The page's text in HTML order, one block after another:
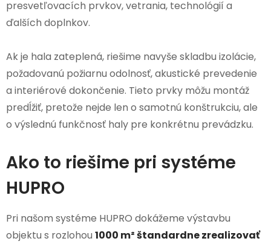
presvetľovacích prvkov, vetrania, technológií a
ďalších doplnkov.
Ak je hala zateplená, riešime navyše skladbu izolácie,
požadovanú požiarnu odolnosť, akustické prevedenie
a interiérové dokončenie. Tieto prvky môžu montáž
predĺžiť, pretože nejde len o samotnú konštrukciu, ale
o výslednú funkčnosť haly pre konkrétnu prevádzku.
Ako to riešime pri systéme
HUPRO
Pri našom systéme HUPRO dokážeme výstavbu
objektu s rozlohou 1000 m² štandardne zrealizovať